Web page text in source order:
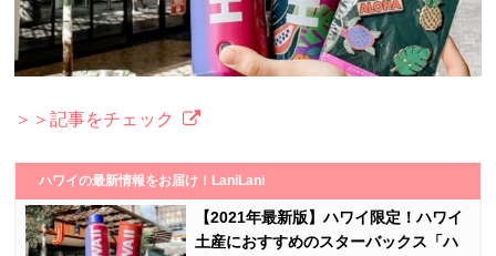
＞＞記事をチェック
ハワイの最新情報をお届け！LaniLani
【2021年最新版】ハワイ限定！ハワイ
土産におすすめのスターバックス「ハ